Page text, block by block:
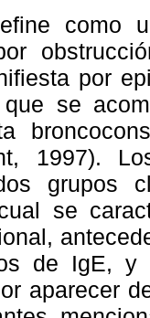
como
por
se
1997).
grupos
se
de IgE, y
aparecer